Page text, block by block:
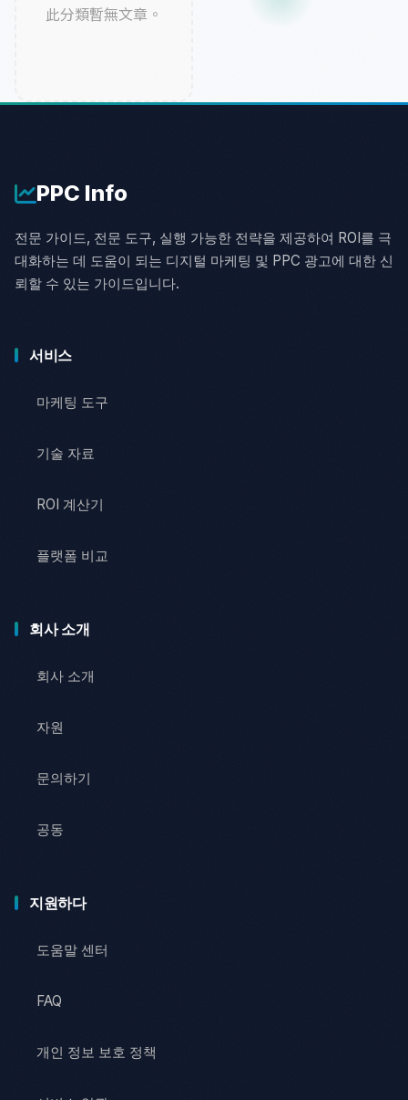
此分類暫無文章。
PPC Info
전문 가이드, 전문 도구, 실행 가능한 전략을 제공하여 ROI를 극
대화하는 데 도움이 되는 디지털 마케팅 및 PPC 광고에 대한 신
뢰할 수 있는 가이드입니다.
서비스
마케팅 도구
기술 자료
ROI 계산기
플랫폼 비교
회사 소개
회사 소개
자원
문의하기
공동
지원하다
도움말 센터
FAQ
개인 정보 보호 정책